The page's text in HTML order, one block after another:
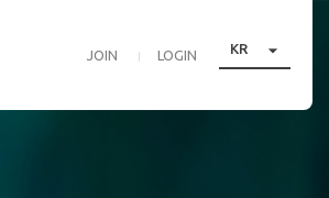
JOIN LOGIN KR 